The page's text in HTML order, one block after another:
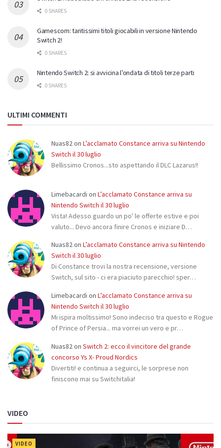
0 SHARES
Gamescom: tantissimi titoli giocabili in versione Nintendo
Switch 2!
0 SHARES
Nintendo Switch 2: si avvicina l’ondata di titoli terze parti
0 SHARES
ULTIMI COMMENTI
Nuas82on L’acclamato Constance arriva su Nintendo
Switch il 30 luglio
Bellissimo Cronos...sto aspettando il DLC Lazarus!!
Limebacardi on L’acclamato Constance arriva su
Nintendo Switch il 30 luglio
Vista! Adesso guardo un po' le offerte estive e poi
valuto... Devo ancora finire Cronos e iniziare D…
Nuas82on L’acclamato Constance arriva su Nintendo
Switch il 30 luglio
Di Constance trovi la nostra recensione, versione
Switch, sul sito - ci era piaciuto parecchio! sper…
Limebacardi on L’acclamato Constance arriva su
Nintendo Switch il 30 luglio
Mi ispira moltissimo! Sono indeciso tra questo e Rogue
of Prince of Persia... ma vorrei un vero e pr…
Nuas82on Switch 2: ecco il vincitore del grande
concorso Ys X- Proud Nordics
Divertiti! e continua a seguirci, le sorprese non
finiscono mai su Switchitalia!
VIDEO
VIDEO